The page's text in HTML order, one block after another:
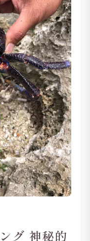
グ 神秘的